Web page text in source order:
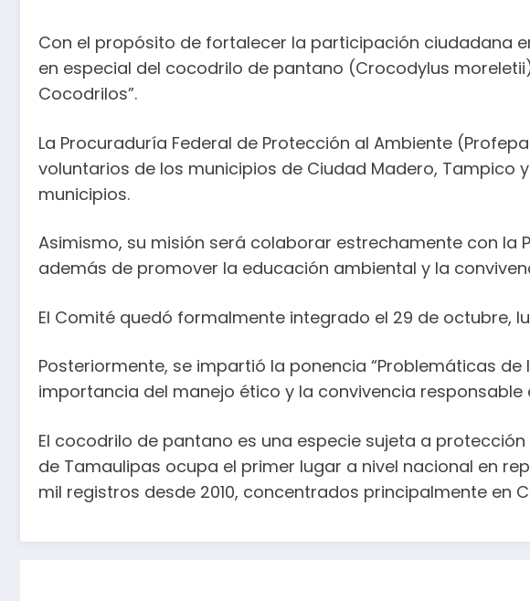
Con el propósito de fortalecer la participación ciudadana
en especial del cocodrilo de pantano (Crocodylus
Cocodrilos”.
La Procuraduría Federal de Protección al Ambiente
voluntarios de los municipios de Ciudad Madero,
municipios.
Asimismo, su misión será colaborar estrechamente con
además de promover la educación ambiental y la
El Comité quedó formalmente integrado el 29 de octubre,
Posteriormente, se impartió la ponencia “Problemáticas
importancia del manejo ético y la convivencia
El cocodrilo de pantano es una especie sujeta a protección
de Tamaulipas ocupa el primer lugar a nivel nacional en
mil registros desde 2010, concentrados principalmente en